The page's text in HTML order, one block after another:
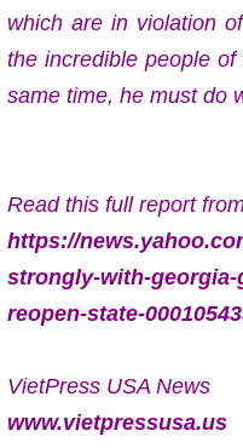
which are in violation
the incredible people
same time, he must do
Read this full report
https://
strongly-with-
reopen-state-
VietPress USA News
www.vietpressusa.us